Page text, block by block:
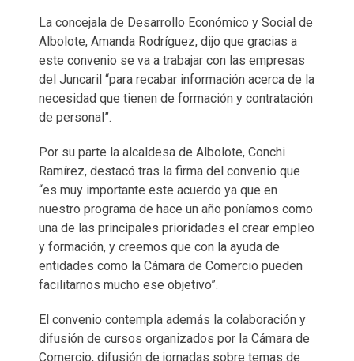
La concejala de Desarrollo Económico y Social de
Albolote, Amanda Rodríguez, dijo que gracias a
este convenio se va a trabajar con las empresas
del Juncaril “para recabar información acerca de la
necesidad que tienen de formación y contratación
de personal”.
Por su parte la alcaldesa de Albolote, Conchi
Ramírez, destacó tras la firma del convenio que
“es muy importante este acuerdo ya que en
nuestro programa de hace un año poníamos como
una de las principales prioridades el crear empleo
y formación, y creemos que con la ayuda de
entidades como la Cámara de Comercio pueden
facilitarnos mucho ese objetivo”.
El convenio contempla además la colaboración y
difusión de cursos organizados por la Cámara de
Comercio, difusión de jornadas sobre temas de